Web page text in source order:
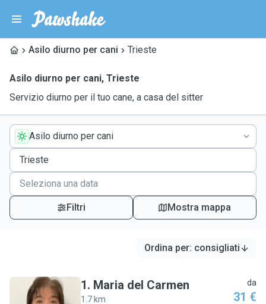
Asilo diurno per cani Trieste
Asilo diurno per cani, Trieste
Servizio diurno per il tuo cane, a casa del sitter
Asilo diurno per cani
Filtri Mostra mappa
Ordina per: consigliati
1. Maria del Carmen
1.7 km
da
31 €